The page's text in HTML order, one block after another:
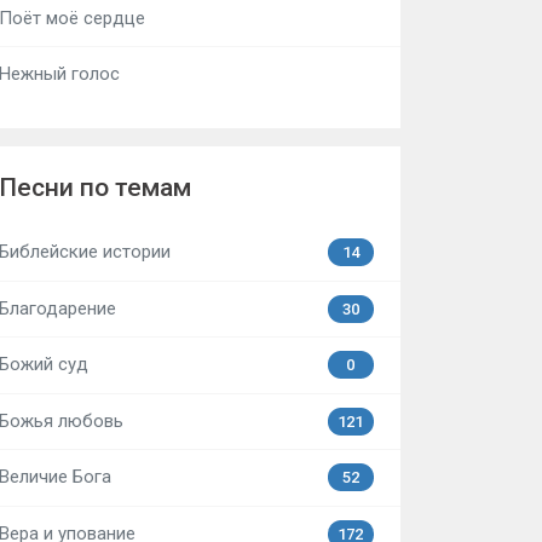
моё сердце
голос
по темам
истории 14
30
суд 0
любовь 121
Бога 52
и упование 172